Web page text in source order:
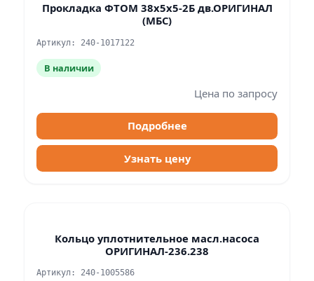
Прокладка ФТОМ 38х5х5-2Б дв.ОРИГИНАЛ
(МБС)
Артикул: 240-1017122
В наличии
Цена по запросу
Подробнее
Узнать цену
Кольцо уплотнительное масл.насоса
ОРИГИНАЛ-236.238
Артикул: 240-1005586